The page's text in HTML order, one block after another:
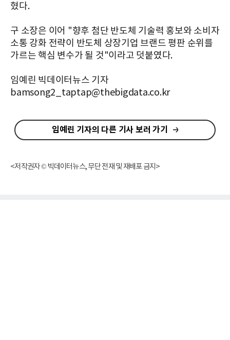
혔다.
구 소장은 이어 "향후 첨단 반도체 기술력 홍보와 소비자
소통 강화 전략이 반도체 상장기업 브랜드 평판 순위를
가르는 핵심 변수가 될 것"이라고 덧붙였다.
임예린 빅데이터뉴스 기자
bamsong2_taptap@thebigdata.co.kr
임예린 기자의 다른 기사 보러 가기
<저작권자 © 빅데이터뉴스, 무단 전재 및 재배포 금지>